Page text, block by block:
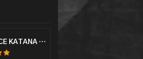
ONE PIECE KATANA ZORO RORONOA SHUSUI EPÉE SABRE ACIER